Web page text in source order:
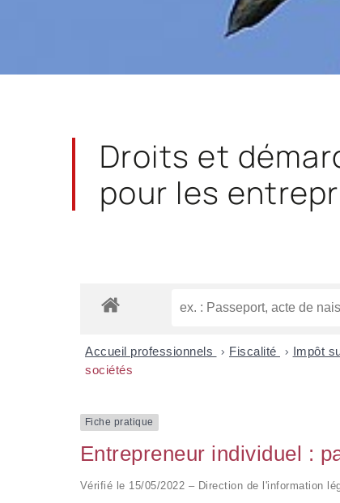
Droits et
pour les
Accueil professionnels > Fiscalité > Impôt
sociétés
Fiche pratique
Entrepreneur individuel :
Vérifié le 15/05/2022 – Direction de l'information